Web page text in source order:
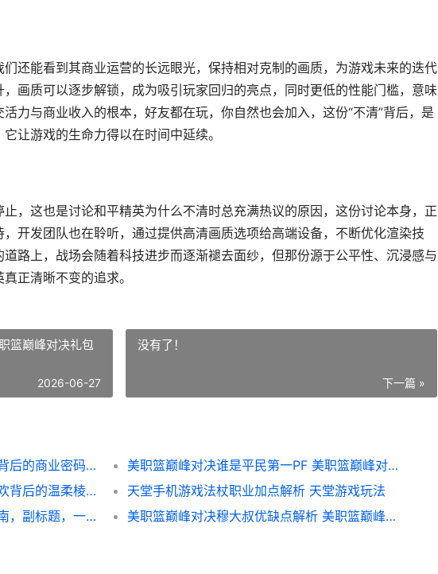
还能看到其商业运营的长远眼光，保持相对克制的画质，为游戏未来的迭代
画质可以逐步解锁，成为吸引玩家回归的亮点，同时更低的性能门槛，意味
力与商业收入的根本，好友都在玩，你自然也会加入，这份“不清”背后，是
让游戏的生命力得以在时间中延续。
，这也是讨论和平精英为什么不清时总充满热议的原因，这份讨论本身，正
开发团队也在聆听，通过提供高清画质选项给高端设备，不断优化渲染技
路上，战场会随着科技进步而逐渐褪去面纱，但那份源于公平性、沉浸感与
正清晰不变的追求。
篮巅峰对决礼包
2026-06-27
没有了！
下一篇 »
和平精英为什么不清，战场隐秘背后的商业密码，副标题，玩家热议的未解之谜
美职篮巅峰对决谁是平民第一PF 美职篮巅峰对决礼包码
**和平为什么和平精英，生存狂欢背后的温柔棱角**
天堂手机游戏法杖职业加点解析 天堂游戏玩法
如何赠送和平精英皮肤的完美指南，副标题，一份资深玩家的心意传递手册
美职篮巅峰对决穆大叔优缺点解析 美职篮巅峰对决新手攻略